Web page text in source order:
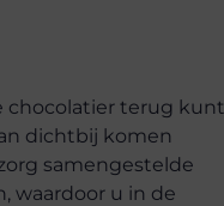
chocolatier terug kunt
dichtbij komen
samengestelde
waardoor u in de